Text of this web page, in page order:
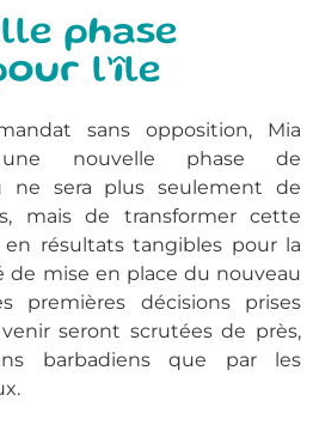
phase
l’île
sans opposition, Mia
nouvelle phase de
ne sera plus seulement de
mais de transformer cette
résultats tangibles pour la
de mise en place du nouveau
premières décisions prises
seront scrutées de près,
barbadiens que par les